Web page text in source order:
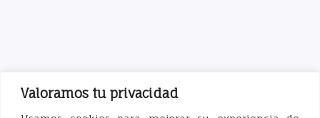
Valoramos tu privacidad